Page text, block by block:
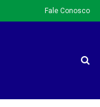
Fale Conosco